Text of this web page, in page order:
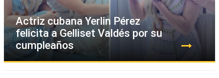
Actriz cubana Yerlin Pérez
felicita a Gelliset Valdés por su
cumpleaños